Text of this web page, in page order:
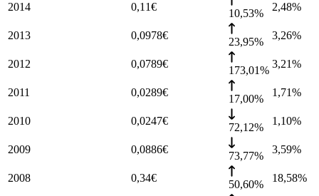
2014
0,11€
10,53%
2,48%
2013 0,0978€
23,95%
3,26%
2012 0,0789€
173,01%
3,21%
2011 0,0289€
17,00%
1,71%
2010 0,0247€
72,12%
1,10%
2009 0,0886€
73,77%
3,59%
2008 0,34€
50,60%
18,58%